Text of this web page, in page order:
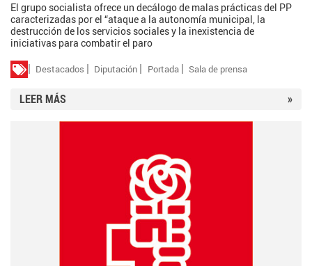
El grupo socialista ofrece un decálogo de malas prácticas del PP
caracterizadas por el “ataque a la autonomía municipal, la
destrucción de los servicios sociales y la inexistencia de
iniciativas para combatir el paro
Destacados Diputación Portada Sala de prensa
LEER MÁS »